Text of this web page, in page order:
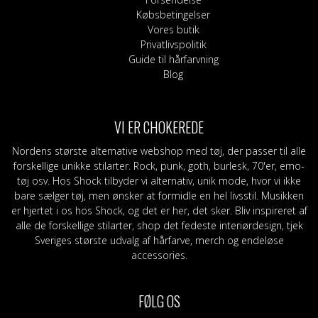
Købsbetingelser
Vores butik
Privatlivspolitik
Guide til hårfarvning
Blog
VI ER CHOKEREDE
Nordens største alternative webshop med tøj, der passer til alle
forskellige unikke stilarter. Rock, punk, goth, burlesk, 70'er, emo-
tøj osv. Hos Shock tilbyder vi alternativ, unik mode, hvor vi ikke
bare sælger tøj, men ønsker at formidle en hel livsstil. Musikken
er hjertet i os hos Shock, og det er her, det sker. Bliv inspireret af
alle de forskellige stilarter, shop det fedeste interiørdesign, tjek
Sveriges største udvalg af hårfarve, merch og endeløse
accessories.
FØLG OS